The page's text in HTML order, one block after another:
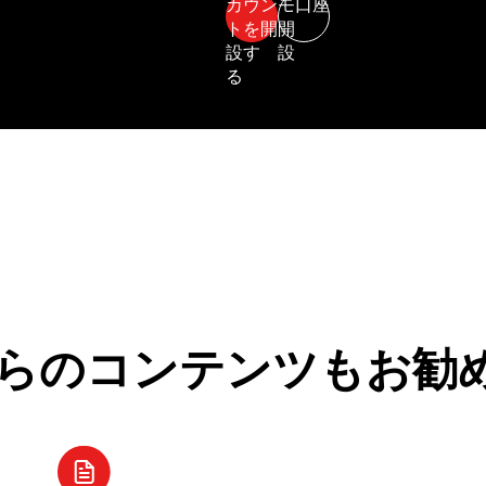
のコンテンツもお勧